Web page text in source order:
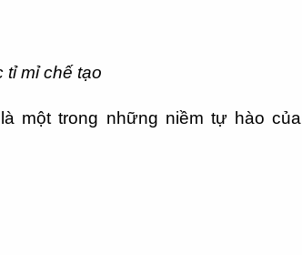
tỉ mỉ chế tạo
một trong những niềm tự hào của